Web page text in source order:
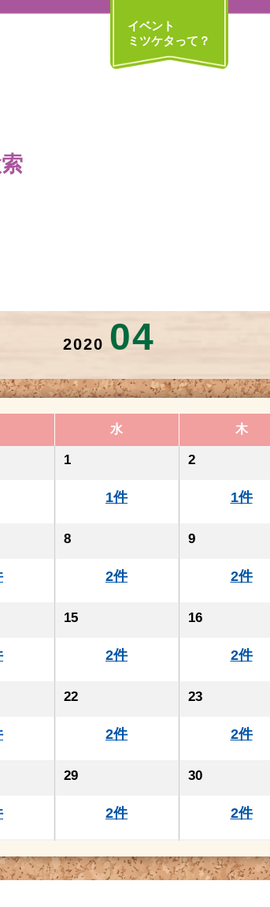
イベント
ミツケタって？
2020 04
水 木
1
1件
2
1件
8
2件
9
2件
15
2件
16
2件
22
2件
23
2件
29
2件
30
2件